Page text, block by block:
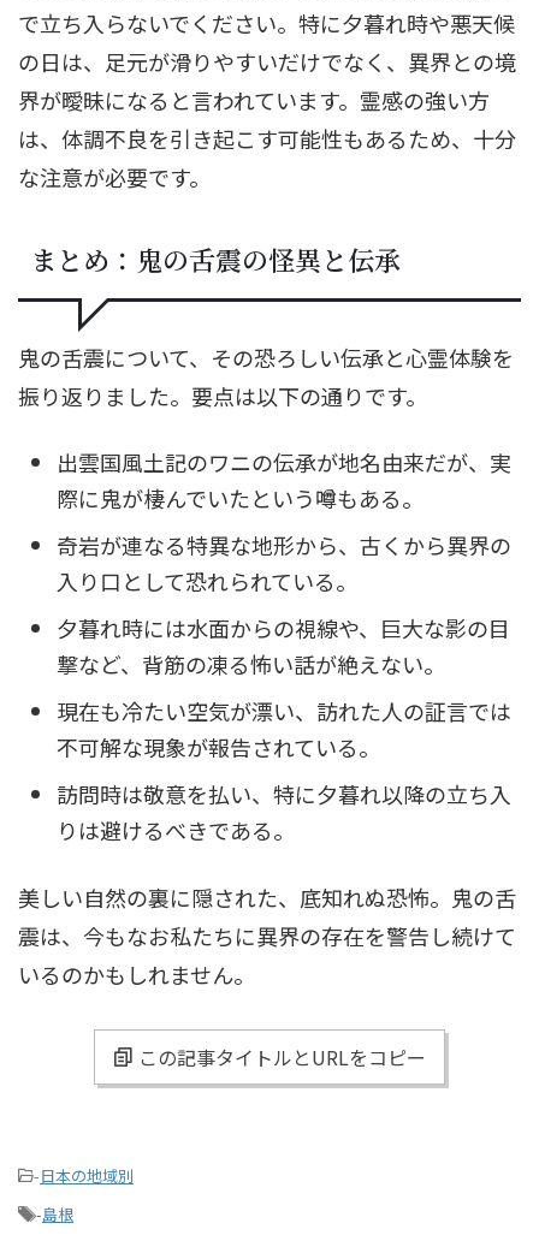
で立ち入らないでください。特に夕暮れ時や悪天候
の日は、足元が滑りやすいだけでなく、異界との境
界が曖昧になると言われています。霊感の強い方
は、体調不良を引き起こす可能性もあるため、十分
な注意が必要です。
まとめ：鬼の舌震の怪異と伝承
鬼の舌震について、その恐ろしい伝承と心霊体験を
振り返りました。要点は以下の通りです。
出雲国風土記のワニの伝承が地名由来だが、実
際に鬼が棲んでいたという噂もある。
奇岩が連なる特異な地形から、古くから異界の
入り口として恐れられている。
夕暮れ時には水面からの視線や、巨大な影の目
撃など、背筋の凍る怖い話が絶えない。
現在も冷たい空気が漂い、訪れた人の証言では
不可解な現象が報告されている。
訪問時は敬意を払い、特に夕暮れ以降の立ち入
りは避けるべきである。
美しい自然の裏に隠された、底知れぬ恐怖。鬼の舌
震は、今もなお私たちに異界の存在を警告し続けて
いるのかもしれません。
この記事タイトルとURLをコピー
-日本の地域別
-島根